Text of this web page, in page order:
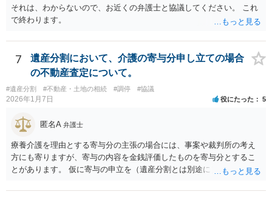
それは、わからないので、お近くの弁護士と協議してください。 これ
で終わります。
7
遺産分割において、介護の寄与分申し立ての場合
の不動産査定について。
#遺産分割 #不動産・土地の相続 #調停 #協議
2026年1月7日 役にたった 5
匿名A 弁護士
療養介護を理由とする寄与分の主張の場合には、事案や裁判所の考え
方にも寄りますが、寄与の内容を金銭評価したものを寄与分とするこ
とがあります。 仮に寄与の申立を（遺産分割とは別途に）して、その
価）は不要ということもあります。 ただ、前提として、遺産分割はし